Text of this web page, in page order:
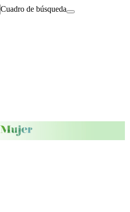
Cuadro de búsqueda